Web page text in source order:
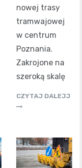
nowej trasy
tramwajowej
w centrum
Poznania.
Zakrojone na
szeroką skalę
CZYTAJ DALEJJ